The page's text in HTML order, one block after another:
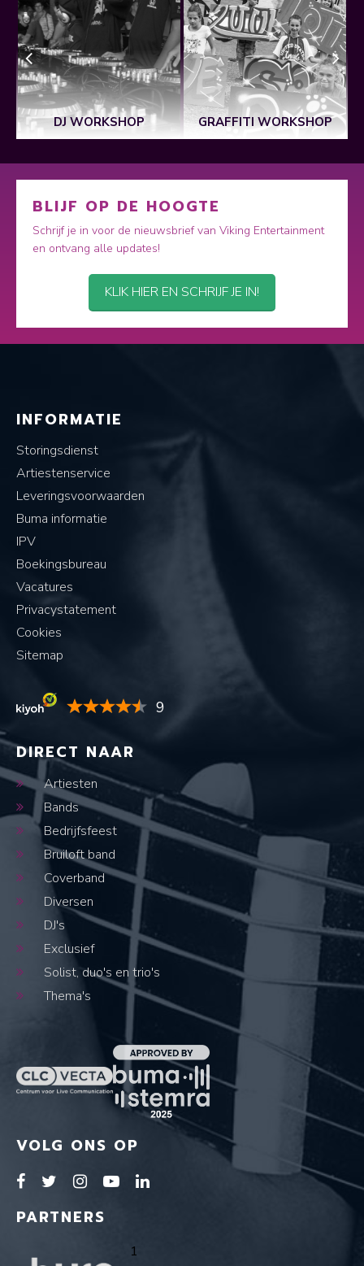
DJ WORKSHOP
GRAFFITI WORKSHOP
BLIJF OP DE HOOGTE
Schrijf je in voor de nieuwsbrief van Viking Entertainment
en ontvang alle updates!
KLIK HIER EN SCHRIJF JE IN!
INFORMATIE
Storingsdienst
Artiestenservice
Leveringsvoorwaarden
Buma informatie
IPV
Boekingsbureau
Vacatures
Privacystatement
Cookies
Sitemap
9
DIRECT NAAR
Artiesten
Bands
Bedrijfsfeest
Bruiloft band
Coverband
Diversen
DJ's
Exclusief
Solist, duo's en trio's
Thema's
VOLG ONS OP
PARTNERS
1